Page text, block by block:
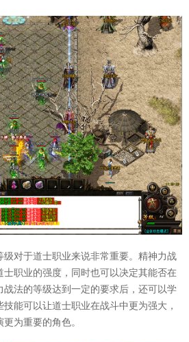
级对于道士职业来说非常重要。精神力战
职业的强度，同时也可以决定其能否在
法的等级达到一定的要求后，还可以学
能可以让道士职业在战斗中更为强大，
为重要的角色。